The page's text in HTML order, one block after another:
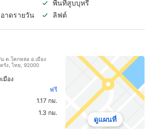
พื้นที่สูบบุหรี่
าดรายวัน
ลิฟต์
ต.โคกหล่อ อ.เมือง
รัง, ไทย, 92000
มือง
ฟรี
1.17 กม.
1.3 กม.
ดูแผนที่